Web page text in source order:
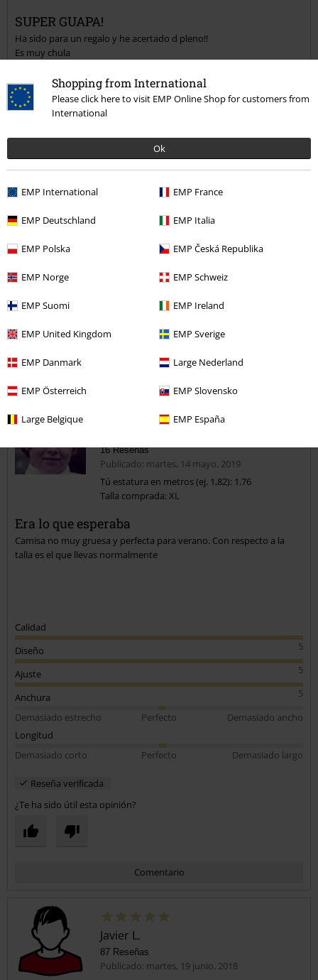
Shopping from International
Please click here to visit EMP Online Shop for customers from
International
Ok
EMP International EMP France
EMP Deutschland EMP Italia
EMP Polska EMP Česká Republika
EMP Norge EMP Schweiz
EMP Suomi EMP Ireland
EMP United Kingdom EMP Sverige
EMP Danmark Large Nederland
EMP Österreich EMP Slovensko
Large Belgique EMP España
Enviar comentario
SUPER GUAPA!
Ha sido para un regalo y he acertado d pleno!!
Es muy chula
5
Ajuste
Anchura
Demasiado estrecho
Perfecto
Demasiado corto
Perfecto Demasiado largo
Reseña verificada
¿Te ha sido útil esta opinión?
Comentario
Enviar comentario
16 Reseñas
Publicado: martes, 14 mayo, 2019
Tú estatura en metros (ej. 1,82): 1,76
Talla comprada: XL
Era lo que esperaba
Camisa no muy gruesa y perfecta para verano. Con respecto a la
talla es el que llevas normalmente
Calidad
5
Diseño
5
Ajuste
5
Anchura
Demasiado estrecho
Perfecto
Demasiado ancho
Longitud
Demasiado corto
Perfecto Demasiado largo
Reseña verificada
¿Te ha sido útil esta opinión?
Comentario
Javier L.
87 Reseñas
Publicado: martes, 19 junio, 2018